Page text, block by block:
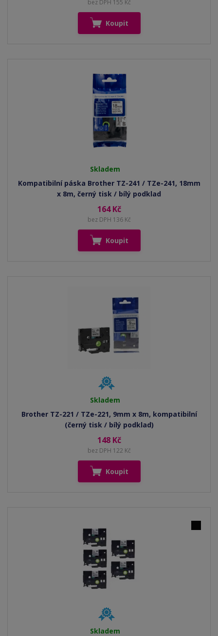
bez DPH 155 Kč
Koupit
Skladem
Kompatibilní páska Brother TZ-241 / TZe-241, 18mm
x 8m, černý tisk / bílý podklad
164 Kč
bez DPH 136 Kč
Koupit
Skladem
Brother TZ-221 / TZe-221, 9mm x 8m, kompatibilní
(černý tisk / bílý podklad)
148 Kč
bez DPH 122 Kč
Koupit
Skladem